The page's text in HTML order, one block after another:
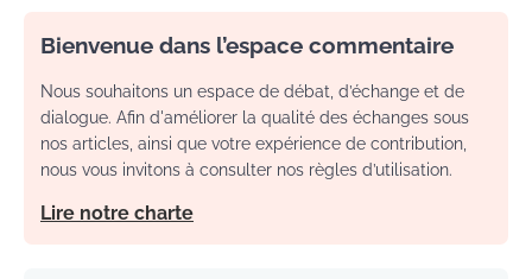
Bienvenue dans l’espace commentaire
Nous souhaitons un espace de débat, d’échange et de
dialogue. Afin d'améliorer la qualité des échanges sous
nos articles, ainsi que votre expérience de contribution,
nous vous invitons à consulter nos règles d’utilisation.
Lire notre charte